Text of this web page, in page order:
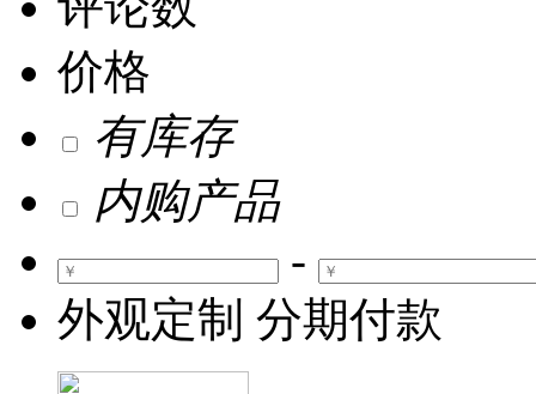
价格
有库存
内购产品
-
外观定制 分期付款